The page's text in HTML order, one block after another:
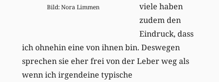
Bild: Nora Limmen
viele haben
zudem den
Eindruck, dass
ich ohnehin eine von ihnen bin. Deswegen
sprechen sie eher frei von der Leber weg als
wenn ich irgendeine typische